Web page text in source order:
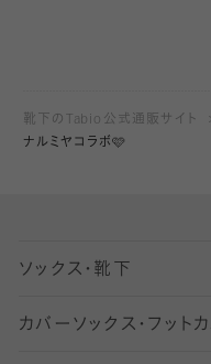
靴下のTabio公式通販サイト
ナルミヤコラボ🩷
ソックス・靴下
五本指ソックス・靴
カバーソックス・フット